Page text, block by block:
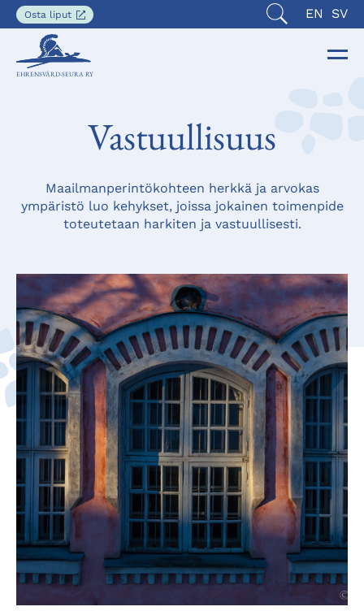
Osta liput
Aukeaa
uuteen
Avaa
Nykyinen
kieli
ENGLISH
EN SV
EHRENSVÄRD-SEURA RY
Vastuullisuus
Maailmanperintökohteen herkkä ja arvokas
ympäristö luo kehykset, joissa jokainen toimenpide
toteutetaan harkiten ja vastuullisesti.